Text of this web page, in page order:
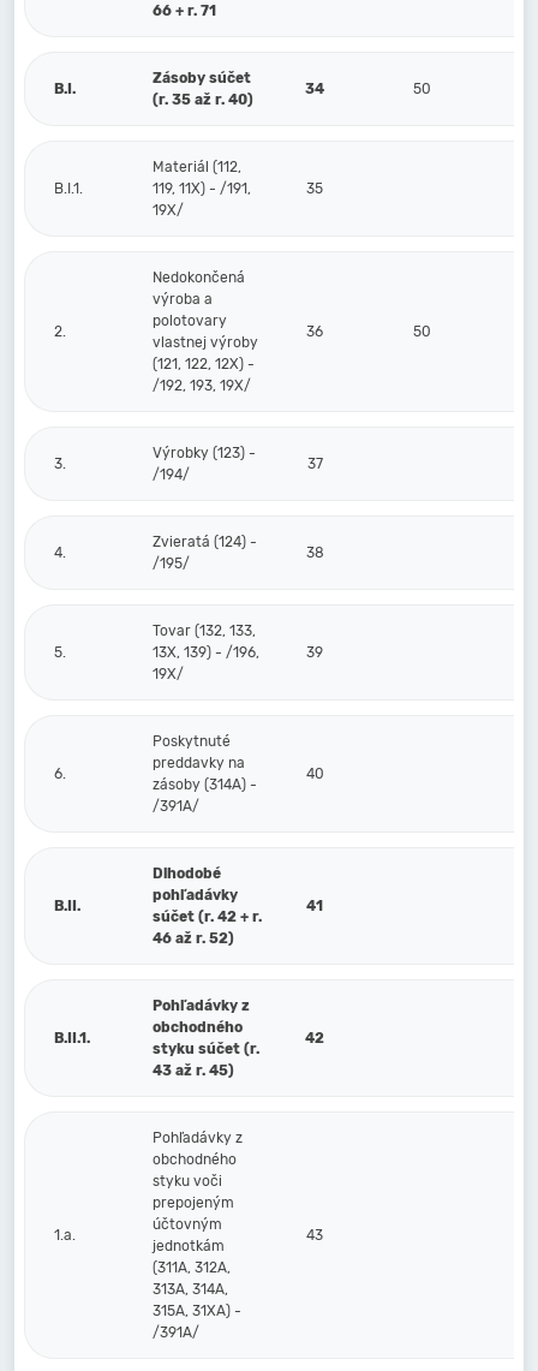
66 + r. 71
B.I.
Zásoby súčet
(r. 35 až r. 40)
34 50
B.I.1.
Materiál (112,
119, 11X) - /191,
19X/
35
2.
Nedokončená
výroba a
polotovary
vlastnej výroby
(121, 122, 12X) -
/192, 193, 19X/
36 50
3.
Výrobky (123) -
/194/
37
4.
Zvieratá (124) -
/195/
38
5.
Tovar (132, 133,
13X, 139) - /196,
19X/
39
6.
Poskytnuté
preddavky na
zásoby (314A) -
/391A/
40
B.II.
Dlhodobé
pohľadávky
súčet (r. 42 + r.
46 až r. 52)
41
B.II.1.
Pohľadávky z
obchodného
styku súčet (r.
43 až r. 45)
42
1.a.
Pohľadávky z
obchodného
styku voči
prepojeným
účtovným
jednotkám
(311A, 312A,
313A, 314A,
315A, 31XA) -
/391A/
43